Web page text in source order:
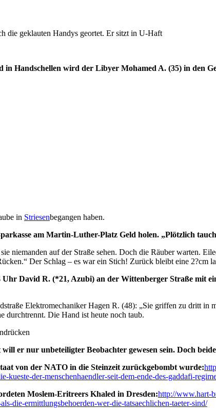
die geklauten Handys geortet. Er sitzt in U-Haft
Handschellen wird der Libyer Mohamed A. (35) in den
in Striesenbegangen haben.
am Martin-Luther-Platz Geld holen. „Plötzlich
niemanden auf der Straße sehen. Doch die Räuber warten.
Der Schlag – es war ein Stich! Zurück bleibt eine 2?cm
David R. (*21, Azubi) an der Wittenberger Straße mit
Elektromechaniker Hagen R. (48): „Sie griffen zu dritt in
durchtrennt. Die Hand ist heute noch taub.
er nur unbeteiligter Beobachter gewesen sein. Doch
von der NATO in die Steinzeit zurückgebombt wurde:
der-menschenhaendler-seit-dem-ende-des-gaddafi-
Moslem-Eritreers Khaled in Dresden:http://www.hart-
die-ermittlungsbehoerden-wer-die-tatsaechlichen-taeter-sind/